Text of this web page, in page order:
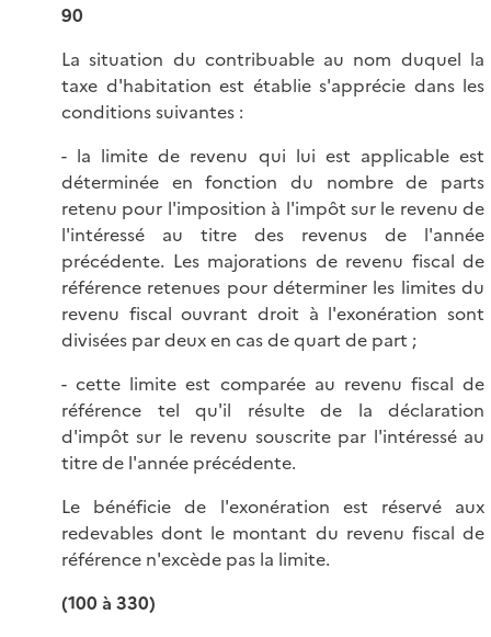
90
La situation du contribuable au nom duquel la
taxe d'habitation est établie s'apprécie dans les
conditions suivantes :
- la limite de revenu qui lui est applicable est
déterminée en fonction du nombre de parts
retenu pour l'imposition à l'impôt sur le revenu de
l'intéressé au titre des revenus de l'année
précédente. Les majorations de revenu fiscal de
référence retenues pour déterminer les limites du
revenu fiscal ouvrant droit à l'exonération sont
divisées par deux en cas de quart de part ;
- cette limite est comparée au revenu fiscal de
référence tel qu'il résulte de la déclaration
d'impôt sur le revenu souscrite par l'intéressé au
titre de l'année précédente.
Le bénéficie de l'exonération est réservé aux
redevables dont le montant du revenu fiscal de
référence n'excède pas la limite.
(100 à 330)